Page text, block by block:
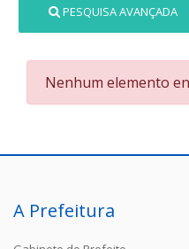
PESQUISA AVANÇADA
Nenhum elemento
A Prefeitura